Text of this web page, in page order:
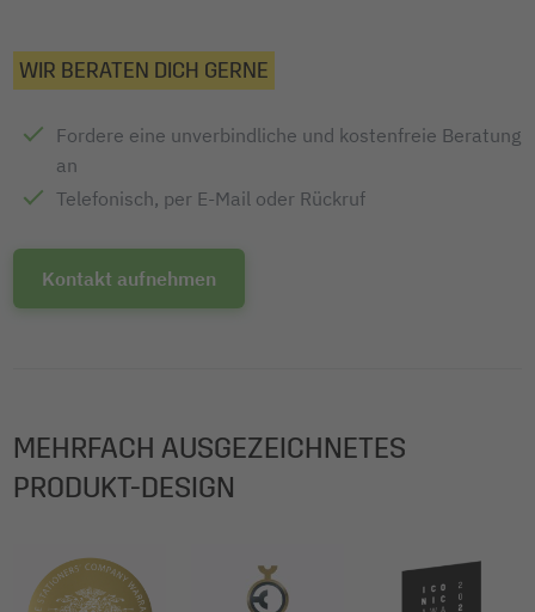
WIR BERATEN DICH GERNE
Fordere eine unverbindliche und kostenfreie Beratung
an
Telefonisch, per E-Mail oder Rückruf
Kontakt aufnehmen
MEHRFACH AUSGEZEICHNETES
PRODUKT-DESIGN